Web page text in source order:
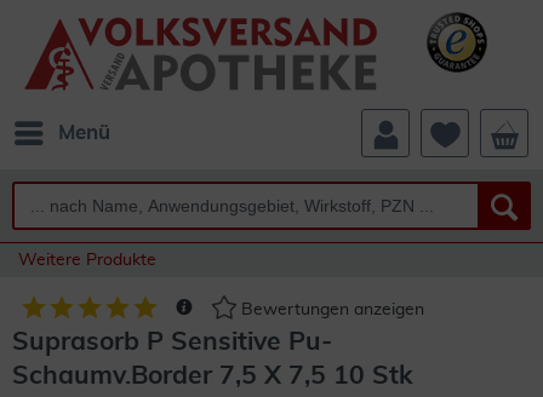
Menü
Weitere Produkte
Bewertungen anzeigen
Suprasorb P Sensitive Pu-
Schaumv.Border 7,5 X 7,5 10 Stk